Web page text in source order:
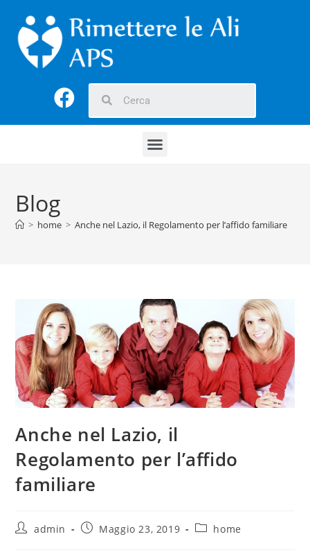
Blog
> home > Anche nel Lazio, il Regolamento per l’affido familiare
Anche nel Lazio, il
Regolamento per l’affido
familiare
admin Maggio 23, 2019 home